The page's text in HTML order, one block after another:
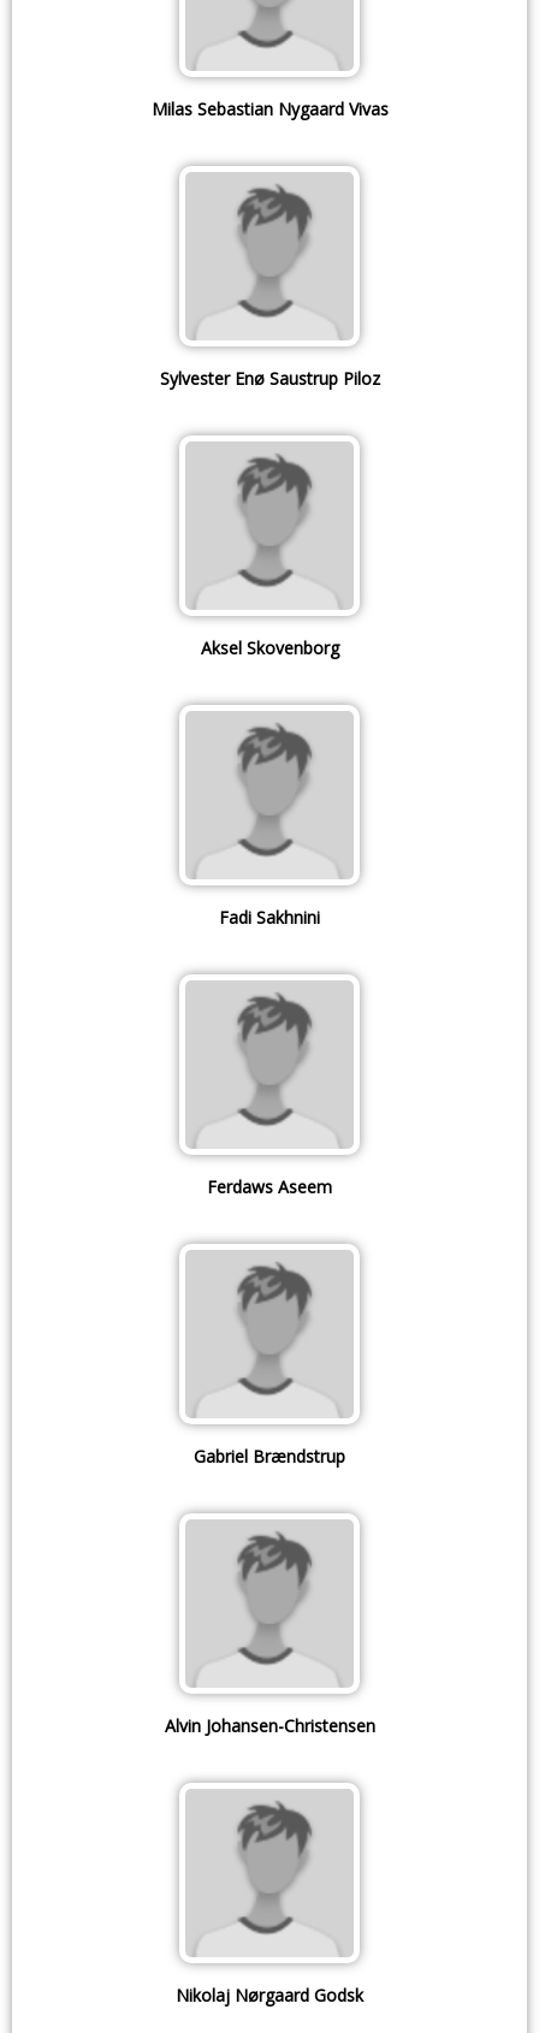
Milas Sebastian Nygaard Vivas
Sylvester Enø Saustrup Piloz
Aksel Skovenborg
Fadi Sakhnini
Ferdaws Aseem
Gabriel Brændstrup
Alvin Johansen-Christensen
Nikolaj Nørgaard Godsk